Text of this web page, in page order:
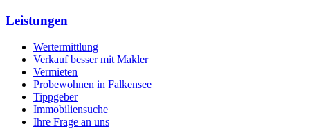
Leistungen
Wertermittlung
Verkauf besser mit Makler
Vermieten
Probewohnen in Falkensee
Tippgeber
Immobiliensuche
Ihre Frage an uns